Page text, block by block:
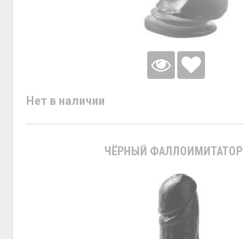
Нет в наличии
ЧЁРНЫЙ ФАЛЛОИМИТАТОР